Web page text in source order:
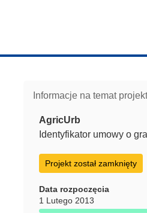
Informacje na temat
AgricUrb
Identyfikator umowy o
Projekt został zamknięty
Data rozpoczęcia
1 Lutego 2013